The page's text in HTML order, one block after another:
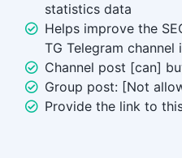
statistics data
Helps improve the
TG Telegram
Channel post [can]
Group post: [Not
Provide the link to